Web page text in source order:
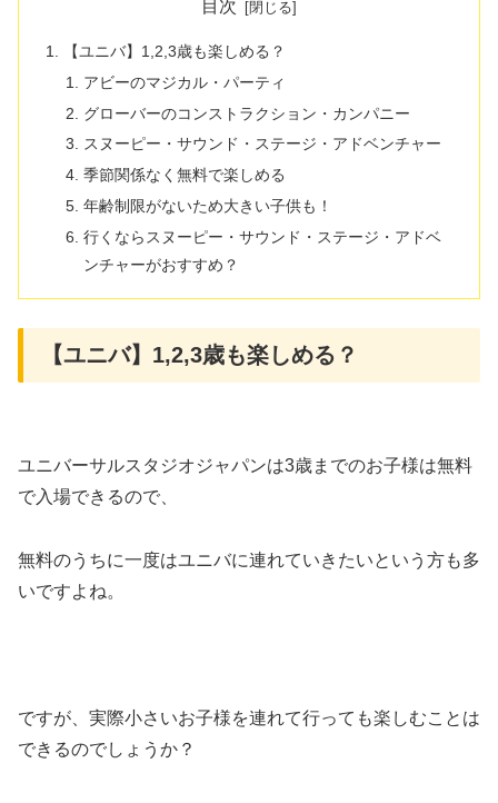
目次
【ユニバ】1,2,3歳も楽しめる？
アビーのマジカル・パーティ
グローバーのコンストラクション・カンパニー
スヌーピー・サウンド・ステージ・アドベンチャー
季節関係なく無料で楽しめる
年齢制限がないため大きい子供も！
行くならスヌーピー・サウンド・ステージ・アドベ
ンチャーがおすすめ？
【ユニバ】1,2,3歳も楽しめる？
ユニバーサルスタジオジャパンは3歳までのお子様は無料
で入場できるので、
無料のうちに一度はユニバに連れていきたいという方も多
いですよね。
ですが、実際小さいお子様を連れて行っても楽しむことは
できるのでしょうか？